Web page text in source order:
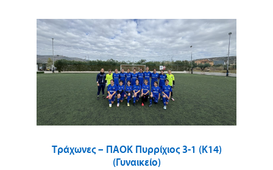
Τράχωνες – ΠΑΟΚ Πυρρίχιος 3-1 (Κ14)
(Γυναικείο)